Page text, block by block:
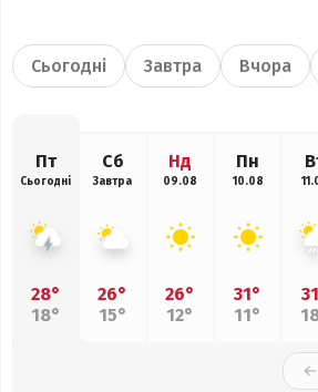
Сьогодні Завтра Вчора
Пт
Сьогодні
28°
18°
Сб
Завтра
26°
15°
Нд
09.08
26°
12°
Пн
10.08
31°
11°